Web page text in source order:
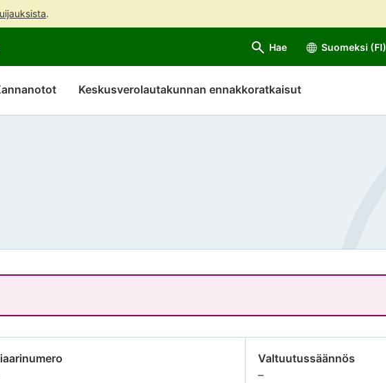
.
sisältöön
sivuston
hakuun
Hae Suomeksi (FI)
Keskusverolautakunnan ennakkoratkaisut
Valtuutussäännös
–Tietoa